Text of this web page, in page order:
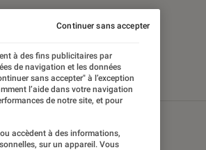
à des fins publicitaires par
de navigation et les données
sans accepter" à l’exception
l’aide dans votre navigation
de notre site, et pour
accèdent à des informations,
sur un appareil. Vous
Continuer sans accepter